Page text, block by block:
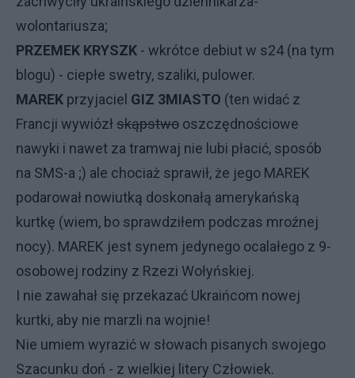
wolontariusza;
PRZEMEK KRYSZK - wkrótce debiut w s24 (na tym
blogu) - ciepłe swetry, szaliki, pulower.
MAREK przyjaciel GIZ 3MIASTO (ten widać z
Francji wywiózłskąpstwo oszczędnościowe
nawyki i nawet za tramwaj nie lubi płacić, sposób
na SMS-a ;) ale chociaż sprawił, że jego MAREK
podarował nowiutką doskonałą amerykańską
kurtkę (wiem, bo sprawdziłem podczas mroźnej
nocy). MAREK jest synem jedynego ocalałego z 9-
osobowej rodziny z Rzezi Wołyńskiej.
I nie zawahał się przekazać Ukraińcom nowej
kurtki, aby nie marzli na wojnie!
Nie umiem wyrazić w słowach pisanych swojego
Szacunku doń - z wielkiej litery Człowiek.